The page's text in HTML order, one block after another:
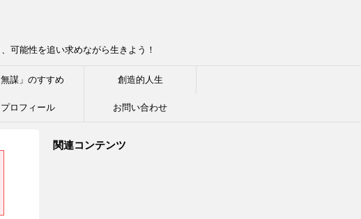
可能性を追い求めながら生きよう！
無謀」のすすめ 創造的人生
プロフィール お問い合わせ
関連コンテンツ